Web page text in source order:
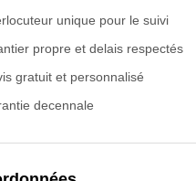
unique pour le suivi
propre et delais respectés
gratuit et personnalisé
decennale